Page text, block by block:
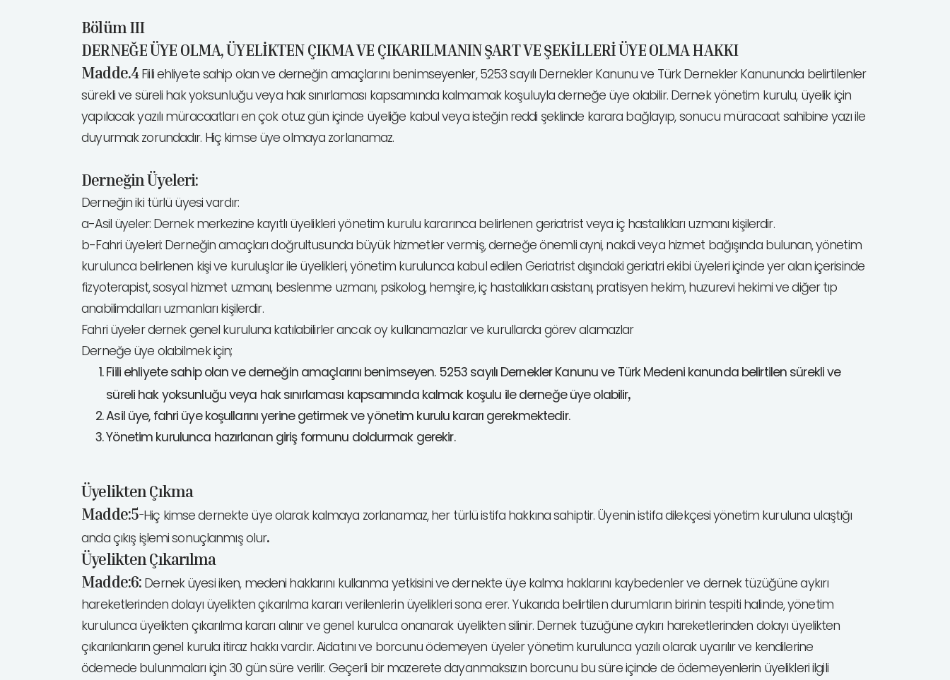
Bölüm III
DERNEĞE ÜYE OLMA, ÜYELİKTEN ÇIKMA VE ÇIKARILMANIN ŞART VE ŞEKİLLERİ ÜYE OLMA HAKKI
Madde.4Fiili ehliyete sahip olan ve derneğin amaçlarını benimseyenler, 5253 sayılı Dernekler Kanunu ve Türk Dernekler Kanununda belirtilenler
sürekli ve süreli hak yoksunluğu veya hak sınırlaması kapsamında kalmamak koşuluyla derneğe üye olabilir. Dernek yönetim kurulu, üyelik için
yapılacak yazılı müracaatları en çok otuz gün içinde üyeliğe kabul veya isteğin reddi şeklinde karara bağlayıp, sonucu müracaat sahibine yazı ile
duyurmak zorundadır. Hiç kimse üye olmaya zorlanamaz.
Derneğin Üyeleri:
Derneğin iki türlü üyesi vardır:
a-Asil üyeler: Dernek merkezine kayıtlı üyelikleri yönetim kurulu kararınca belirlenen geriatrist veya iç hastalıkları uzmanı kişilerdir.
b-Fahri üyeleri: Derneğin amaçları doğrultusunda büyük hizmetler vermiş, derneğe önemli ayni, nakdi veya hizmet bağışında bulunan, yönetim
kurulunca belirlenen kişi ve kuruluşlar ile üyelikleri, yönetim kurulunca kabul edilen Geriatrist dışındaki geriatri ekibi üyeleri içinde yer alan içerisinde
fizyoterapist, sosyal hizmet uzmanı, beslenme uzmanı, psikolog, hemşire, iç hastalıkları asistanı, pratisyen hekim, huzurevi hekimi ve diğer tıp
anabilimdalları uzmanları kişilerdir.
Fahri üyeler dernek genel kuruluna katılabilirler ancak oy kullanamazlar ve kurullarda görev alamazlar
Derneğe üye olabilmek için;
Fiili ehliyete sahip olan ve derneğin amaçlarını benimseyen. 5253 sayılı Dernekler Kanunu ve Türk Medeni kanunda belirtilen sürekli ve
süreli hak yoksunluğu veya hak sınırlaması kapsamında kalmak koşulu ile derneğe üye olabilir,
Asil üye, fahri üye koşullarını yerine getirmek ve yönetim kurulu kararı gerekmektedir.
Yönetim kurulunca hazırlanan giriş formunu doldurmak gerekir.
Üyelikten Çıkma
Madde:5-Hiç kimse dernekte üye olarak kalmaya zorlanamaz, her türlü istifa hakkına sahiptir. Üyenin istifa dilekçesi yönetim kuruluna ulaştığı
anda çıkış işlemi sonuçlanmış olur.
Üyelikten Çıkarılma
Madde:6: Dernek üyesi iken, medeni haklarını kullanma yetkisini ve dernekte üye kalma haklarını kaybedenler ve dernek tüzüğüne aykırı
hareketlerinden dolayı üyelikten çıkarılma kararı verilenlerin üyelikleri sona erer. Yukarıda belirtilen durumların birinin tespiti halinde, yönetim
kurulunca üyelikten çıkarılma kararı alınır ve genel kurulca onanarak üyelikten silinir. Dernek tüzüğüne aykırı hareketlerinden dolayı üyelikten
çıkarılanların genel kurula itiraz hakkı vardır. Aidatını ve borcunu ödemeyen üyeler yönetim kurulunca yazılı olarak uyarılır ve kendilerine
ödemede bulunmaları için 30 gün süre verilir. Geçerli bir mazerete dayanmaksızın borcunu bu süre içinde de ödemeyenlerin üyelikleri ilgili